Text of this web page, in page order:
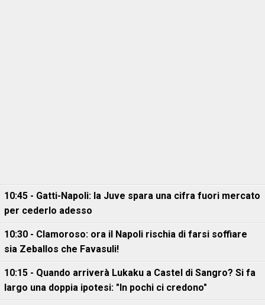
10:45 - Gatti-Napoli: la Juve spara una cifra fuori mercato
per cederlo adesso
10:30 - Clamoroso: ora il Napoli rischia di farsi soffiare
sia Zeballos che Favasuli!
10:15 - Quando arriverà Lukaku a Castel di Sangro? Si fa
largo una doppia ipotesi: "In pochi ci credono"